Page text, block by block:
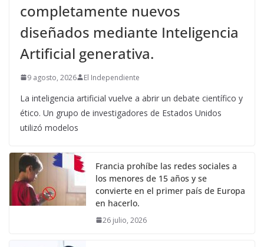
completamente nuevos
diseñados mediante Inteligencia
Artificial generativa.
9 agosto, 2026 El Independiente
La inteligencia artificial vuelve a abrir un debate científico y
ético. Un grupo de investigadores de Estados Unidos
utilizó modelos
Francia prohíbe las redes sociales a
los menores de 15 años y se
convierte en el primer país de Europa
en hacerlo.
26 julio, 2026